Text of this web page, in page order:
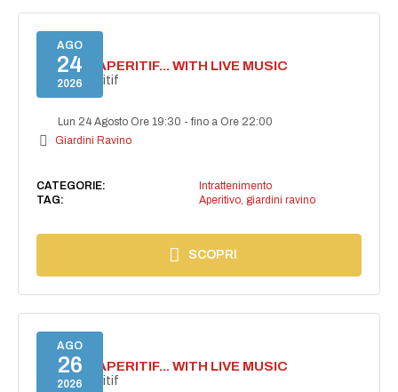
AGO
24
2026
SECRET APERITIF... WITH LIVE MUSIC
Secret aperitif
Lun 24 Agosto Ore 19:30 -fino a Ore 22:00
Giardini Ravino
CATEGORIE:
Intrattenimento
TAG:
Aperitivo, giardini ravino
SCOPRI
AGO
26
2026
SECRET APERITIF... WITH LIVE MUSIC
Secret aperitif